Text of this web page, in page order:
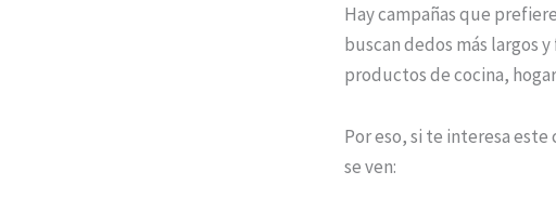
Hay campañas que
buscan dedos más largos
productos de cocina,
Por eso, si te interesa este
se ven: